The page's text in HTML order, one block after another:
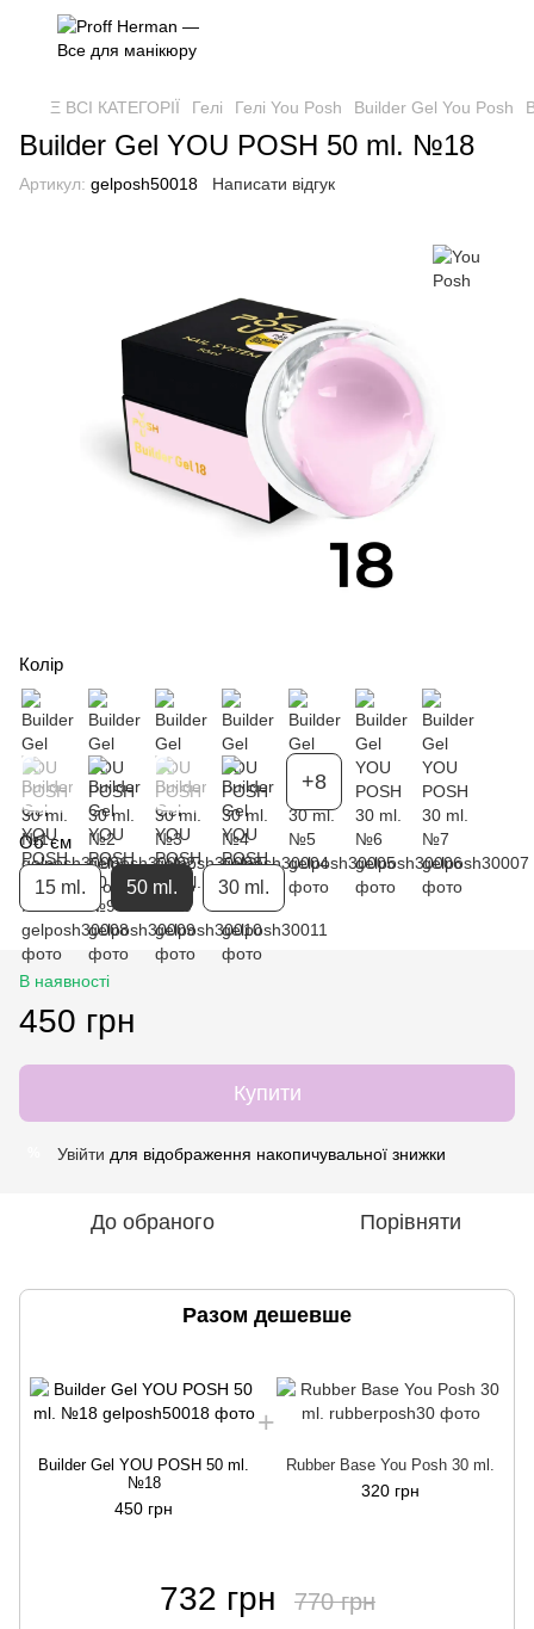
Ξ ВСІ КАТЕГОРІЇ Гелі Гелі You Posh Builder Gel You Posh
Builder Gel YOU POSH 50 ml. №18
Артикул: gelposh50018 Написати відгук
Колір
+8
Об`єм
15 ml. 50 ml. 30 ml.
В наявності
450 грн
Купити
Увійти для відображення накопичувальної знижки
До обраного Порівняти
Разом дешевше
Builder Gel YOU POSH 50 ml.
№18
450 грн
Rubber Base You Posh 30 ml.
320 грн
732 грн 770 грн